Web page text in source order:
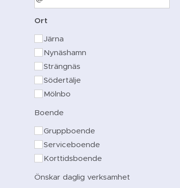
Ort
Järna
Nynäshamn
Strängnäs
Södertälje
Mölnbo
Boende
Gruppboende
Serviceboende
Korttidsboende
Önskar daglig verksamhet